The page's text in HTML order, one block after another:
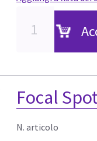
Focal
N. articolo